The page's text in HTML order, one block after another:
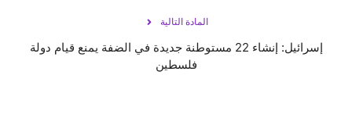
المادة التالية
إسرائيل: إنشاء 22 مستوطنة جديدة في الضفة يمنع قيام دولة
فلسطين